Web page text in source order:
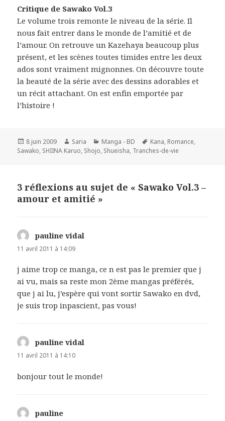
Critique de Sawako Vol.3
Le volume trois remonte le niveau de la série. Il
nous fait entrer dans le monde de l’amitié et de
l’amour. On retrouve un Kazehaya beaucoup plus
présent, et les scènes toutes timides entre les deux
ados sont vraiment mignonnes. On découvre toute
la beauté de la série avec des dessins adorables et
un récit attachant. On est enfin emportée par
l’histoire !
Publié
le
8 juin 2009 Auteur
Saria Catégories
Manga - BD
Mots-
clés
Kana, Romance,
Sawako, SHIINA Karuo, Shojo, Shueisha, Tranches-de-vie
3 réflexions au sujet de « Sawako Vol.3 –
amour et amitié »
pauline vidal
11 avril 2011 à 14:09
j aime trop ce manga, ce n est pas le premier que j
ai vu, mais sa reste mon 2ème mangas préférés,
que j ai lu, j’espère qui vont sortir Sawako en dvd,
je suis trop inpascient, pas vous!
pauline vidal
11 avril 2011 à 14:10
bonjour tout le monde!
pauline